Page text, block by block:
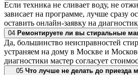
Если техника не сливает воду, не
зависает на программе, лучше сразу
оставить онлайн-заявку на
04 Ремонтируете ли вы стиральные
Да, большинство неисправностей
устраняем на дому в Москве и
диагностики мастер согласует
05 Что лучше не делать до приезда